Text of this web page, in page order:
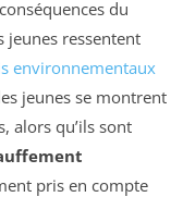
du
jeunes ressentent
environnementaux
jeunes se montrent
alors qu’ils sont
pris en compte